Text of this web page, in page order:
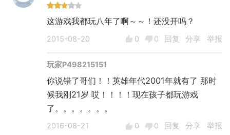
2015-08-20 0 0 回复 分享 举报
玩家P498215151
你说错了哥们！！英雄年代2001年就有了 那时
候我刚21岁 哎！！！！现在孩子都玩游戏
了。。。。。。。
2016-08-21 0 0 回复 分享 举报